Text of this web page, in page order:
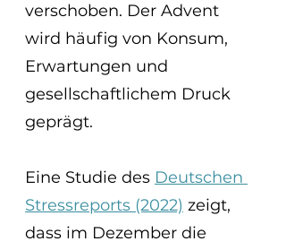
verschoben. Der Advent
wird häufig von Konsum,
Erwartungen und
gesellschaftlichem Druck
geprägt.
Eine Studie des Deutschen
Stressreports (2022) zeigt,
dass im Dezember die